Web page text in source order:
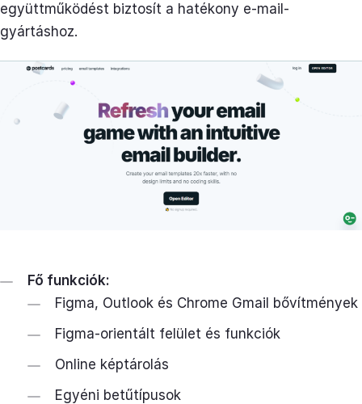
együttműködést biztosít a hatékony e-mail-
gyártáshoz.
Fő funkciók:
Figma, Outlook és Chrome Gmail bővítmények
Figma-orientált felület és funkciók
Online képtárolás
Egyéni betűtípusok